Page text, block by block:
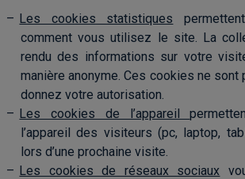
Les cookies statistiques
comment vous utilisez le site. La
rendu des informations sur votre
manière anonyme. Ces cookies ne
donnez votre autorisation.
Les cookies de l’appareil
l’appareil des visiteurs (pc, laptop,
lors d’une prochaine visite.
Les cookies de réseaux sociaux